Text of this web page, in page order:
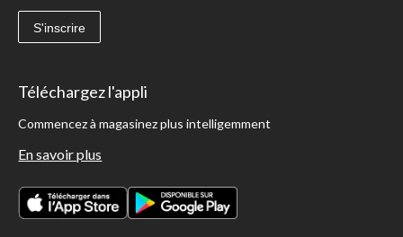
S'inscrire
Téléchargez l'appli
Commencez à magasinez plus intelligemment
En savoir plus